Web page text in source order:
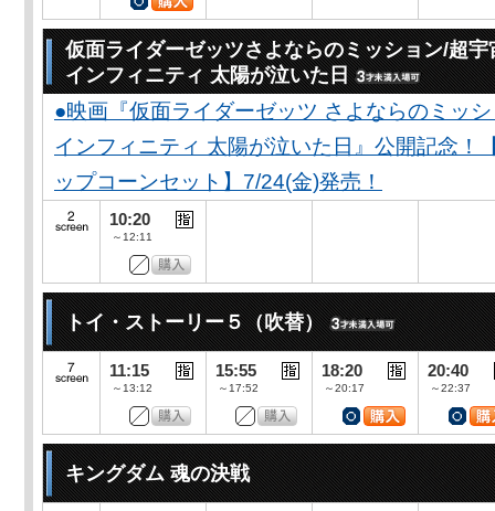
仮面ライダーゼッツさよならのミッション/超
インフィニティ 太陽が泣いた日
●映画『仮面ライダーゼッツ さよならのミッ
インフィニティ 太陽が泣いた日』公開記念！
ップコーンセット】7/24(金)発売！
10:20
～12:11
トイ・ストーリー５（吹替）
11:15
～13:12
15:55
～17:52
18:20
～20:17
20:40
～22:37
キングダム 魂の決戦